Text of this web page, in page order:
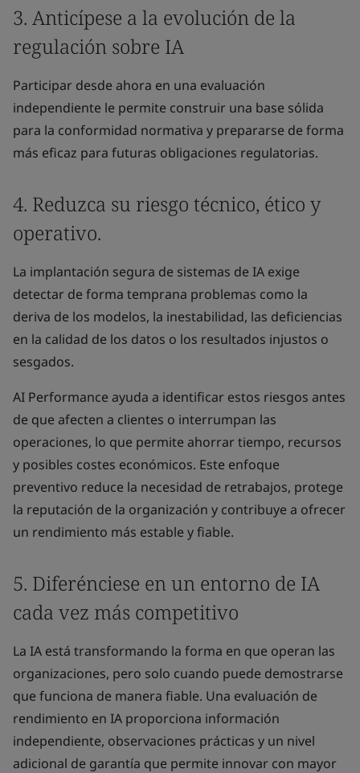
3. Anticípese a la evolución de la
regulación sobre IA
Participar desde ahora en una evaluación
independiente le permite construir una base sólida
para la conformidad normativa y prepararse de forma
más eficaz para futuras obligaciones regulatorias.
4. Reduzca su riesgo técnico, ético y
operativo.
La implantación segura de sistemas de IA exige
detectar de forma temprana problemas como la
deriva de los modelos, la inestabilidad, las deficiencias
en la calidad de los datos o los resultados injustos o
sesgados.
AI Performance ayuda a identificar estos riesgos antes
de que afecten a clientes o interrumpan las
operaciones, lo que permite ahorrar tiempo, recursos
y posibles costes económicos. Este enfoque
preventivo reduce la necesidad de retrabajos, protege
la reputación de la organización y contribuye a ofrecer
un rendimiento más estable y fiable.
5. Diferénciese en un entorno de IA
cada vez más competitivo
La IA está transformando la forma en que operan las
organizaciones, pero solo cuando puede demostrarse
que funciona de manera fiable. Una evaluación de
rendimiento en IA proporciona información
independiente, observaciones prácticas y un nivel
adicional de garantía que permite innovar con mayor